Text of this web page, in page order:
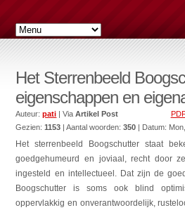
Het Sterrenbeeld
eigenschappen en
Auteur:pati | ViaArtikel Post
Gezien:1153 | Aantal woorden:350 | Datum:
Het sterrenbeeld Boogschutter staat
goedgehumeurd en joviaal, recht door
ingesteld en intellectueel. Dat zijn de
Boogschutter is soms ook blind
oppervlakkig en onverantwoordelijk,